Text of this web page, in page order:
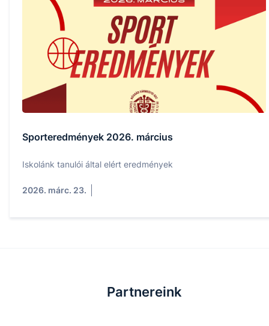
Sporteredmények 2026. március
Iskolánk tanulói által elért eredmények
2026. márc. 23.
Partnereink